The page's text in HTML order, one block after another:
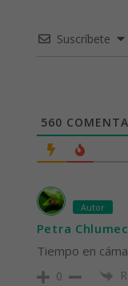
Suscríbete
560
Autor
Petra
Tiempo en
0